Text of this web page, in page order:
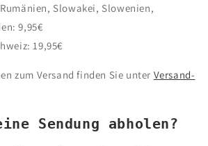
Slowakei, Slowenien,
9,95€
19,95€
zum Versand finden Sie unter Versand-
Sendung abholen?